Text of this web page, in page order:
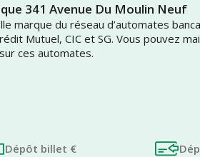
341 Avenue Du Moulin Neuf
marque du réseau d’automates
Mutuel, CIC et SG. Vous pouvez
ces automates.
Dépôt billet €